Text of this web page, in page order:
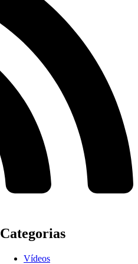
Categorias
Vídeos